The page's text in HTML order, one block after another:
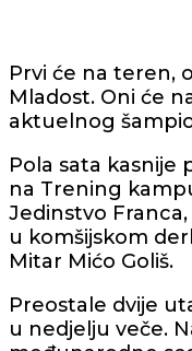
Prvi će na teren,
Mladost. Oni će
aktuelnog
Pola sata kasnije
na Trening
Jedinstvo
u komšijskom
Mitar Mićo Goliš.
Preostale dvije
u nedjelju veče.